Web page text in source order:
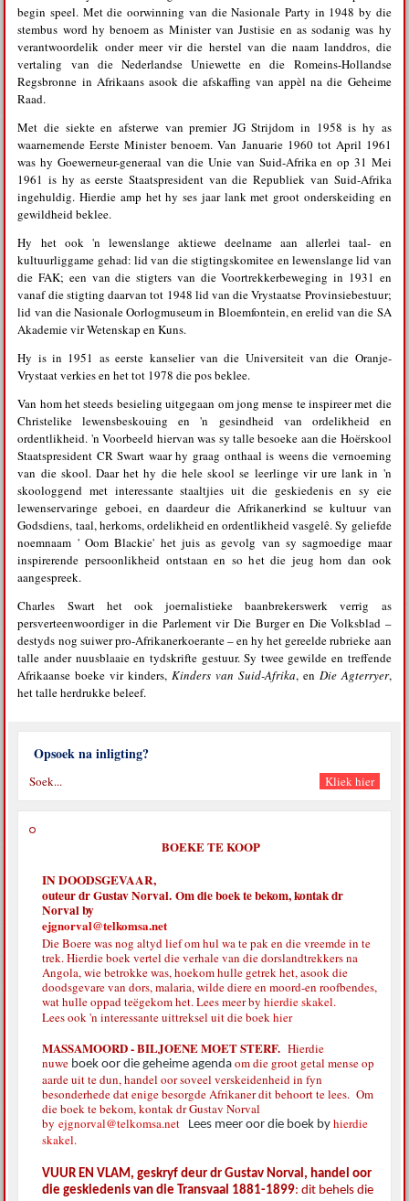
begin speel. Met die oorwinning van die Nasionale Party in 1948 by die
stembus word hy benoem as Minister van Justisie en as sodanig was hy
verantwoordelik onder meer vir die herstel van die naam landdros, die
vertaling van die Nederlandse Uniewette en die Romeins-Hollandse
Regsbronne in Afrikaans asook die afskaffing van appèl na die Geheime
Raad.
Met die siekte en afsterwe van premier JG Strijdom in 1958 is hy as
waarnemende Eerste Minister benoem. Van Januarie 1960 tot April 1961
was hy Goewerneur-generaal van die Unie van Suid-Afrika en op 31 Mei
1961 is hy as eerste Staatspresident van die Republiek van Suid-Afrika
ingehuldig. Hierdie amp het hy ses jaar lank met groot onderskeiding en
gewildheid beklee.
Hy het ook 'n lewenslange aktiewe deelname aan allerlei taal- en
kultuurliggame gehad: lid van die stigtingskomitee en lewenslange lid van
die FAK; een van die stigters van die Voortrekkerbeweging in 1931 en
vanaf die stigting daarvan tot 1948 lid van die Vrystaatse Provinsiebestuur;
lid van die Nasionale Oorlogmuseum in Bloemfontein, en erelid van die SA
Akademie vir Wetenskap en Kuns.
Hy is in 1951 as eerste kanselier van die Universiteit van die Oranje-
Vrystaat verkies en het tot 1978 die pos beklee.
Van hom het steeds besieling uitgegaan om jong mense te inspireer met die
Christelike lewensbeskouing en 'n gesindheid van ordelikheid en
ordentlikheid. 'n Voorbeeld hiervan was sy talle besoeke aan die Hoërskool
Staatspresident CR Swart waar hy graag onthaal is weens die vernoeming
van die skool. Daar het hy die hele skool se leerlinge vir ure lank in 'n
skoologgend met interessante staaltjies uit die geskiedenis en sy eie
lewenservaringe geboei, en daardeur die Afrikanerkind se kultuur van
Godsdiens, taal, herkoms, ordelikheid en ordentlikheid vasgelê. Sy geliefde
noemnaam ' Oom Blackie' het juis as gevolg van sy sagmoedige maar
inspirerende persoonlikheid ontstaan en so het die jeug hom dan ook
aangespreek.
Charles Swart het ook joernalistieke baanbrekerswerk verrig as
persverteenwoordiger in die Parlement vir Die Burger en Die Volksblad –
destyds nog suiwer pro-Afrikanerkoerante – en hy het gereelde rubrieke aan
talle ander nuusblaaie en tydskrifte gestuur. Sy twee gewilde en treffende
Afrikaanse boeke vir kinders,Kinders van Suid-Afrika, en Die Agterryer,
het talle herdrukke beleef.
Opsoek na inligting?
BOEKE TE KOOP
IN DOODSGEVAAR,
outeur dr Gustav Norval. Om die boek te bekom, kontak dr
Norval by
ejgnorval@telkomsa.net
Die Boere was nog altyd lief om hul wa te pak en die vreemde in te
trek. Hierdie boek vertel die verhale van die dorslandtrekkers na
Angola, wie betrokke was, hoekom hulle getrek het, asook die
doodsgevare van dors, malaria, wilde diere en moord-en roofbendes,
wat hulle oppad teëgekom het. Lees meer byhierdie skakel.
Lees ook 'n interessante uittreksel uit die boekhier
MASSAMOORD - BILJOENE MOET STERF.Hierdie
nuwe boek oor die geheime agenda om die groot getal mense op
aarde uit te dun, handel oor soveel verskeidenheid in fyn
besonderhede dat enige besorgde Afrikaner dit behoort te lees. Om
die boek te bekom, kontak dr Gustav Norval
byejgnorval@telkomsa.net Lees meer oor die boek byhierdie
skakel.
VUUR EN VLAM, geskryf deur dr Gustav Norval, handel oor
die geskiedenis van die Transvaal 1881-1899: dit behels die